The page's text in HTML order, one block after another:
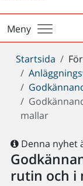
Meny
Du
är
här:
Startsida
mallar
Denna nyhet
rutin och i